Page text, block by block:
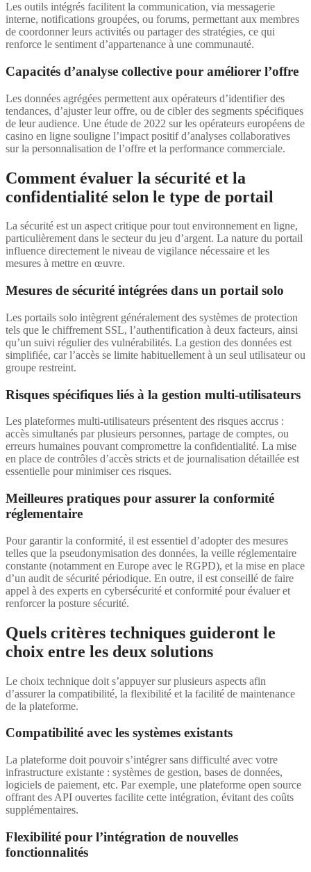
Les outils intégrés facilitent la communication, via messagerie
interne, notifications groupées, ou forums, permettant aux membres
de coordonner leurs activités ou partager des stratégies, ce qui
renforce le sentiment d’appartenance à une communauté.
Capacités d’analyse collective pour améliorer l’offre
Les données agrégées permettent aux opérateurs d’identifier des
tendances, d’ajuster leur offre, ou de cibler des segments spécifiques
de leur audience. Une étude de 2022 sur les opérateurs européens de
casino en ligne souligne l’impact positif d’analyses collaboratives
sur la personnalisation de l’offre et la performance commerciale.
Comment évaluer la sécurité et la
confidentialité selon le type de portail
La sécurité est un aspect critique pour tout environnement en ligne,
particulièrement dans le secteur du jeu d’argent. La nature du portail
influence directement le niveau de vigilance nécessaire et les
mesures à mettre en œuvre.
Mesures de sécurité intégrées dans un portail solo
Les portails solo intègrent généralement des systèmes de protection
tels que le chiffrement SSL, l’authentification à deux facteurs, ainsi
qu’un suivi régulier des vulnérabilités. La gestion des données est
simplifiée, car l’accès se limite habituellement à un seul utilisateur ou
groupe restreint.
Risques spécifiques liés à la gestion multi-utilisateurs
Les plateformes multi-utilisateurs présentent des risques accrus :
accès simultanés par plusieurs personnes, partage de comptes, ou
erreurs humaines pouvant compromettre la confidentialité. La mise
en place de contrôles d’accès stricts et de journalisation détaillée est
essentielle pour minimiser ces risques.
Meilleures pratiques pour assurer la conformité
réglementaire
Pour garantir la conformité, il est essentiel d’adopter des mesures
telles que la pseudonymisation des données, la veille réglementaire
constante (notamment en Europe avec le RGPD), et la mise en place
d’un audit de sécurité périodique. En outre, il est conseillé de faire
appel à des experts en cybersécurité et conformité pour évaluer et
renforcer la posture sécurité.
Quels critères techniques guideront le
choix entre les deux solutions
Le choix technique doit s’appuyer sur plusieurs aspects afin
d’assurer la compatibilité, la flexibilité et la facilité de maintenance
de la plateforme.
Compatibilité avec les systèmes existants
La plateforme doit pouvoir s’intégrer sans difficulté avec votre
infrastructure existante : systèmes de gestion, bases de données,
logiciels de paiement, etc. Par exemple, une plateforme open source
offrant des API ouvertes facilite cette intégration, évitant des coûts
supplémentaires.
Flexibilité pour l’intégration de nouvelles
fonctionnalités